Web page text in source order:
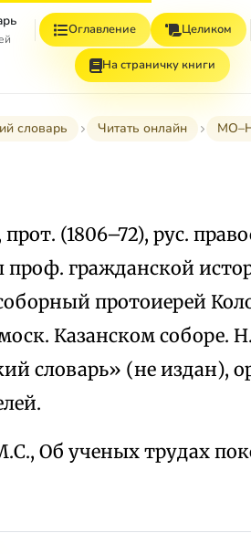
Оглавление Целиком
На страничку книги
словарь Читать онлайн
(1806–72), рус.
проф. гражданской
протоиерей
Казанском соборе.
словарь» (не издан),
Об ученых трудах